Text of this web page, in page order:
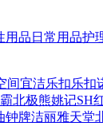
用品 日常用品护
间宜洁乐扣乐扣
北极熊姚记SH
钟牌洁丽雅天堂